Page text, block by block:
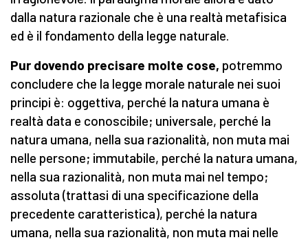
dalla natura razionale che è una realtà metafisica
ed è il fondamento della legge naturale.
Pur dovendo precisare molte cose, potremmo
concludere che la legge morale naturale nei suoi
principi è: oggettiva, perché la natura umana è
realtà data e conoscibile; universale, perché la
natura umana, nella sua razionalità, non muta mai
nelle persone; immutabile, perché la natura umana,
nella sua razionalità, non muta mai nel tempo;
assoluta (trattasi di una specificazione della
precedente caratteristica), perché la natura
umana, nella sua razionalità, non muta mai nelle